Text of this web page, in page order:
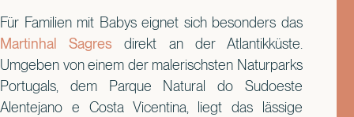
Für Familien mit Babys eignet sich besonders das
Martinhal Sagres direkt an der Atlantikküste.
Umgeben von einem der malerischsten Naturparks
Portugals, dem Parque Natural do Sudoeste
Alentejano e Costa Vicentina, liegt das lässige